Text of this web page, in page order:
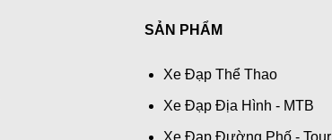
SẢN PHẨM
Xe Đạp Thể Thao
Xe Đạp Địa Hình - MTB
Xe Đạp Đường Phố -